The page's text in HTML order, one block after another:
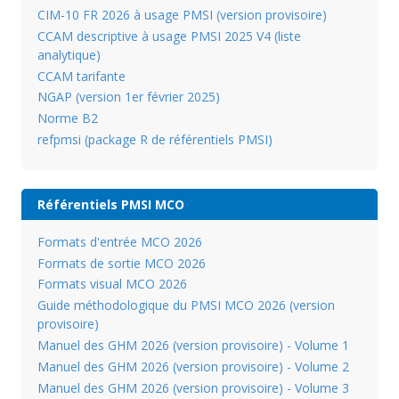
CIM-10 FR 2026 à usage PMSI (version provisoire)
CCAM descriptive à usage PMSI 2025 V4 (liste
analytique)
CCAM tarifante
NGAP (version 1er février 2025)
Norme B2
refpmsi (package R de référentiels PMSI)
Référentiels PMSI MCO
Formats d'entrée MCO 2026
Formats de sortie MCO 2026
Formats visual MCO 2026
Guide méthodologique du PMSI MCO 2026 (version
provisoire)
Manuel des GHM 2026 (version provisoire) - Volume 1
Manuel des GHM 2026 (version provisoire) - Volume 2
Manuel des GHM 2026 (version provisoire) - Volume 3